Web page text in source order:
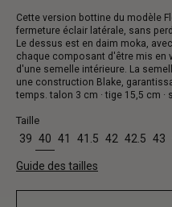
normal
Cette version bottine du modèle
fermeture éclair latérale, sans
Le dessus est en daim moka,
chaque composant d'être mis en
d'une semelle intérieure. La
une construction Blake,
temps. talon 3 cm · tige 15,5 cm ·
Taille
39 40 41 41.5 42 42.5 43
Guide des tailles